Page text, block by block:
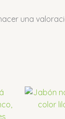
una